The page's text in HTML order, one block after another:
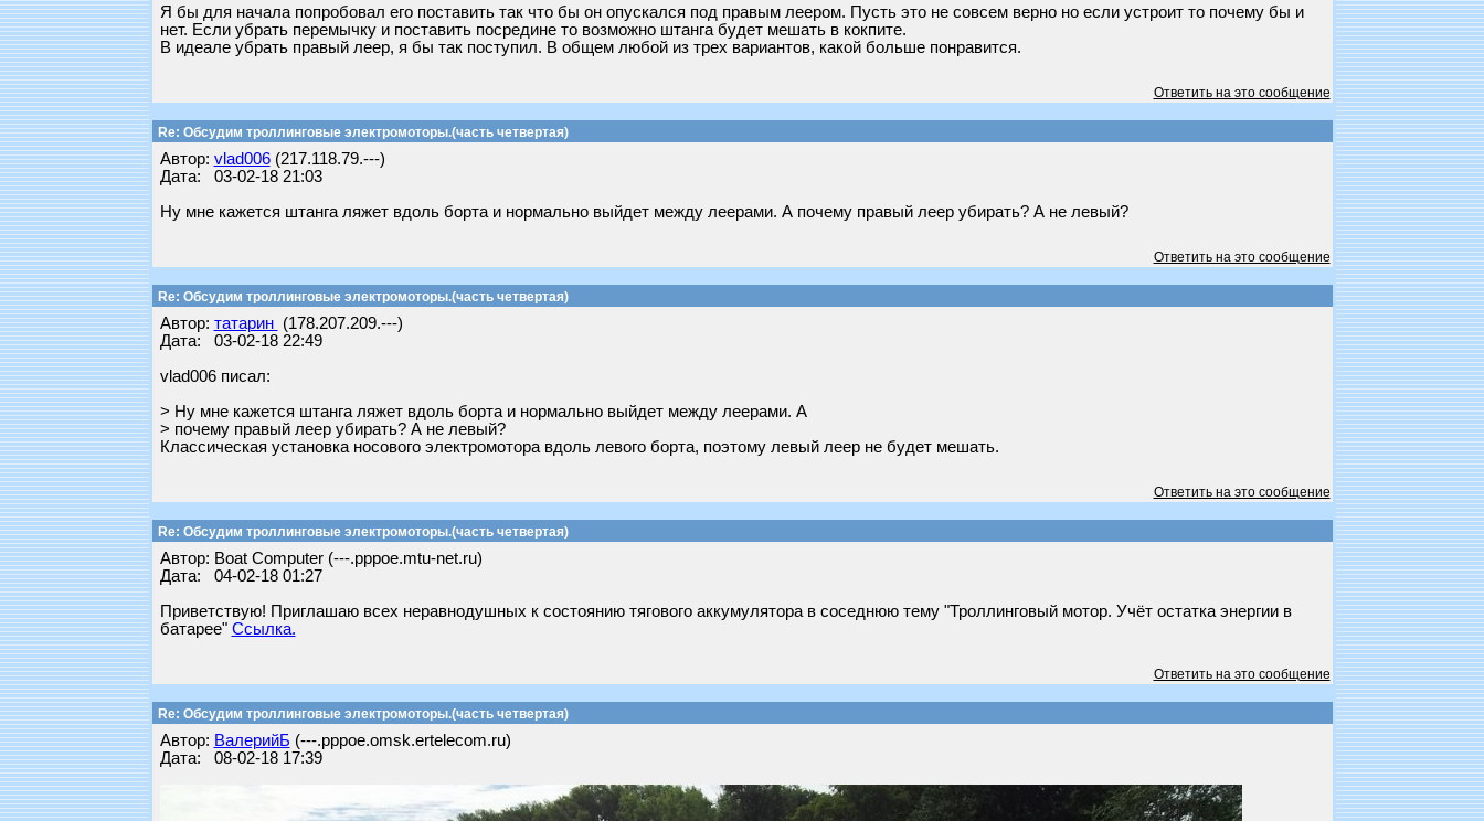
Я бы для начала попробовал его поставить так что бы он опускался под правым леером. Пусть это не совсем верно но если устроит то почему бы и
нет. Если убрать перемычку и поставить посредине то возможно штанга будет мешать в кокпите.
В идеале убрать правый леер, я бы так поступил. В общем любой из трех вариантов, какой больше понравится.
Ответить на это сообщение
Re: Обсудим троллинговые электромоторы.(часть четвертая)
Автор: vlad006(217.118.79.---)
Дата: 03-02-18 21:03
Ну мне кажется штанга ляжет вдоль борта и нормально выйдет между леерами. А почему правый леер убирать? А не левый?
Ответить на это сообщение
Re: Обсудим троллинговые электромоторы.(часть четвертая)
Автор: татарин (178.207.209.---)
Дата: 03-02-18 22:49
vlad006 писал:
> Ну мне кажется штанга ляжет вдоль борта и нормально выйдет между леерами. А
> почему правый леер убирать? А не левый?
Классическая установка носового электромотора вдоль левого борта, поэтому левый леер не будет мешать.
Ответить на это сообщение
Re: Обсудим троллинговые электромоторы.(часть четвертая)
Автор: Boat Computer (---.pppoe.mtu-net.ru)
Дата: 04-02-18 01:27
Приветствую! Приглашаю всех неравнодушных к состоянию тягового аккумулятора в соседнюю тему "Троллинговый мотор. Учёт остатка энергии в
батарее" Ссылка.
Ответить на это сообщение
Re: Обсудим троллинговые электромоторы.(часть четвертая)
Автор: ВалерийБ (---.pppoe.omsk.ertelecom.ru)
Дата: 08-02-18 17:39